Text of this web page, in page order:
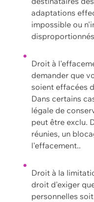
adaptations
impossible ou
Droit à
demander que
soient effacées
Dans certains
légale de
peut être exclu.
réunies, un
l'effacement..
Droit à la
droit d'exiger
personnelles